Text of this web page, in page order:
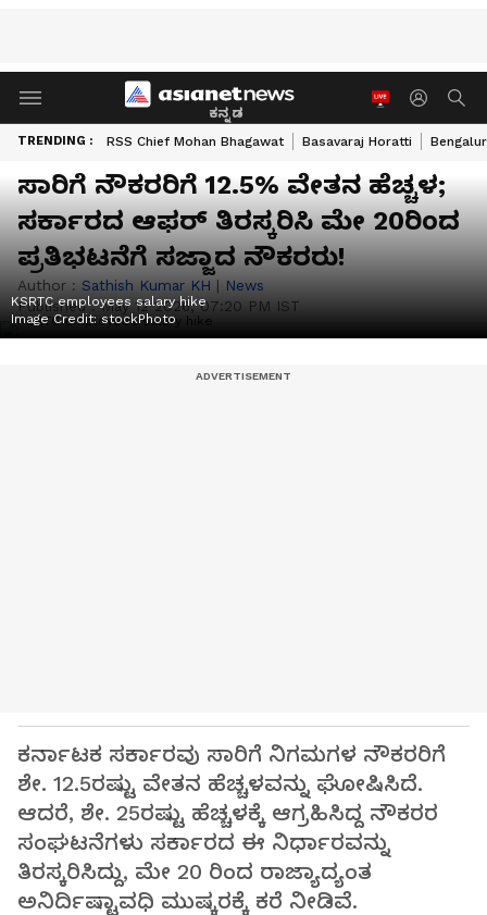
ಕನ್ನಡ
TRENDING : RSS Chief Mohan Bhagawat Basavaraj Horatti
ಸಾರಿಗೆ ನೌಕರರಿಗೆ 12.5% ವೇತನ ಹೆಚ್ಚಳ;
ಸರ್ಕಾರದ ಆಫರ್‌ ತಿರಸ್ಕರಿಸಿ ಮೇ 20ರಿಂದ
ಪ್ರತಿಭಟನೆಗೆ ಸಜ್ಜಾದ ನೌಕರರು!
Author : Sathish Kumar KH | News
Published :May 12 2026, 07:20 PM IST
KSRTC employees salary hike
Image Credit:stockPhoto
ಕರ್ನಾಟಕ ಸರ್ಕಾರವು ಸಾರಿಗೆ ನಿಗಮಗಳ ನೌಕರರಿಗೆ
ಶೇ. 12.5ರಷ್ಟು ವೇತನ ಹೆಚ್ಚಳವನ್ನು ಘೋಷಿಸಿದೆ.
ಆದರೆ, ಶೇ. 25ರಷ್ಟು ಹೆಚ್ಚಳಕ್ಕೆ ಆಗ್ರಹಿಸಿದ್ದ ನೌಕರರ
ಸಂಘಟನೆಗಳು ಸರ್ಕಾರದ ಈ ನಿರ್ಧಾರವನ್ನು
ತಿರಸ್ಕರಿಸಿದ್ದು, ಮೇ 20 ರಿಂದ ರಾಜ್ಯಾದ್ಯಂತ
ಅನಿರ್ದಿಷ್ಟಾವಧಿ ಮುಷ್ಕರಕ್ಕೆ ಕರೆ ನೀಡಿವೆ.